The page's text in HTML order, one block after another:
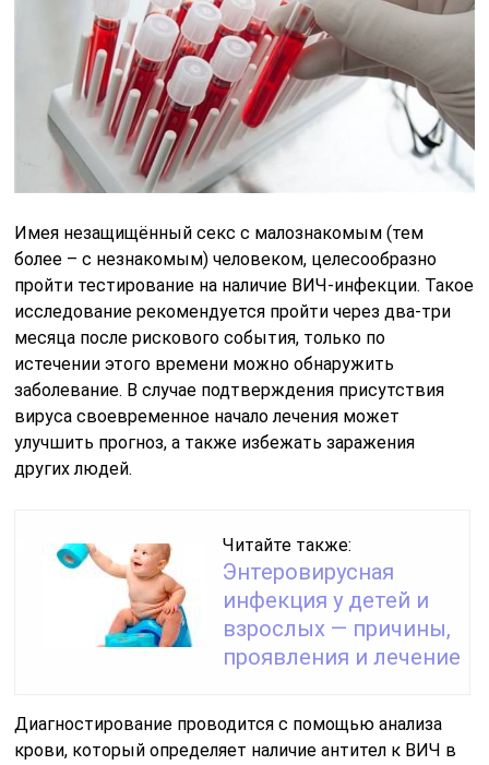
Имея незащищённый секс с малознакомым (тем
более – с незнакомым) человеком, целесообразно
пройти тестирование на наличие ВИЧ-инфекции. Такое
исследование рекомендуется пройти через два-три
месяца после рискового события, только по
истечении этого времени можно обнаружить
заболевание. В случае подтверждения присутствия
вируса своевременное начало лечения может
улучшить прогноз, а также избежать заражения
других людей.
Читайте также:
Энтеровирусная
инфекция у детей и
взрослых — причины,
проявления и лечение
Диагностирование проводится с помощью анализа
крови, который определяет наличие антител к ВИЧ в